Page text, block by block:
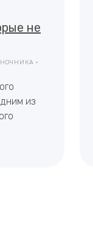
не
из